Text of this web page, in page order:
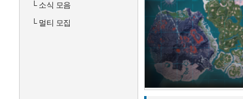
└소식 모음
└멀티 모집